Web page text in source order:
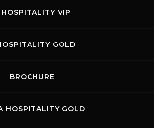
HOSPITALITY VIP
GOLD
BROCHURE
HOSPITALITY GOLD